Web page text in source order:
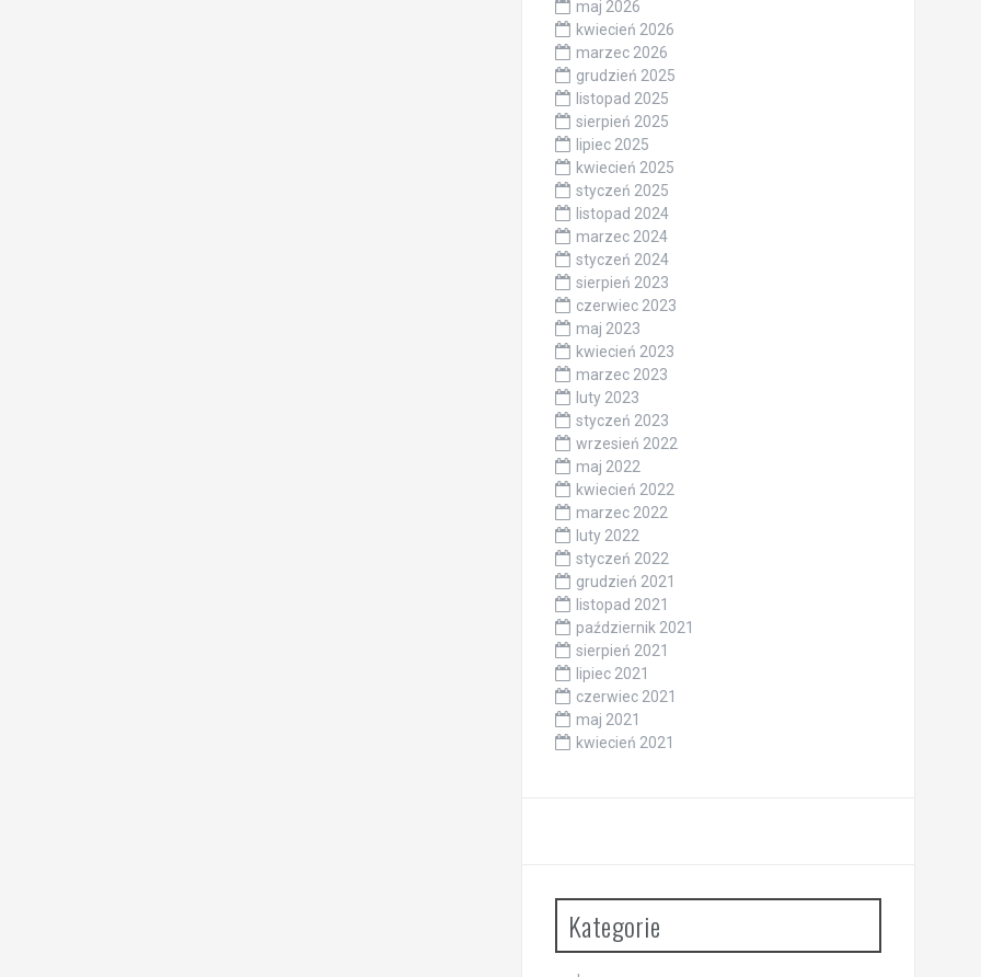
maj 2026
kwiecień 2026
marzec 2026
grudzień 2025
listopad 2025
sierpień 2025
lipiec 2025
kwiecień 2025
styczeń 2025
listopad 2024
marzec 2024
styczeń 2024
sierpień 2023
czerwiec 2023
maj 2023
kwiecień 2023
marzec 2023
luty 2023
styczeń 2023
wrzesień 2022
maj 2022
kwiecień 2022
marzec 2022
luty 2022
styczeń 2022
grudzień 2021
listopad 2021
październik 2021
sierpień 2021
lipiec 2021
czerwiec 2021
maj 2021
kwiecień 2021
Kategorie